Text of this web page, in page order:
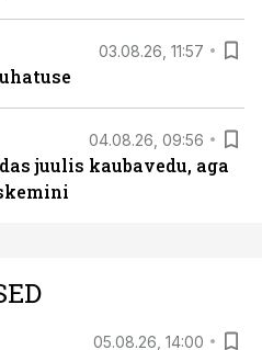
03.08.26, 11:57
04.08.26, 09:56
juulis kaubavedu, aga
05.08.26, 14:00